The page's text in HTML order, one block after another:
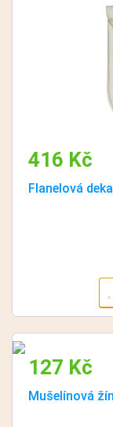
416 Kč
Flanelová
127 Kč
Mušelínová